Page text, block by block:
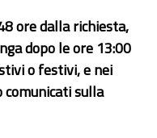
ore dalla richiesta,
dopo le ore 13:00
o festivi, e nei
comunicati sulla